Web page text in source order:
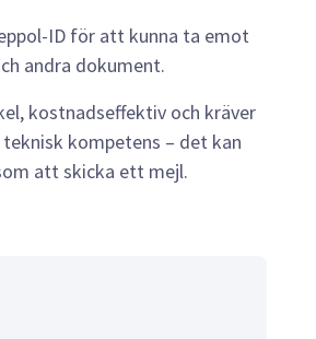
ID för att kunna ta emot
andra dokument.
kostnadseffektiv och kräver
teknisk kompetens – det kan
att skicka ett mejl.